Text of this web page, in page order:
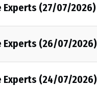
Experts (27/07/2026)
Experts (26/07/2026)
Experts (24/07/2026)